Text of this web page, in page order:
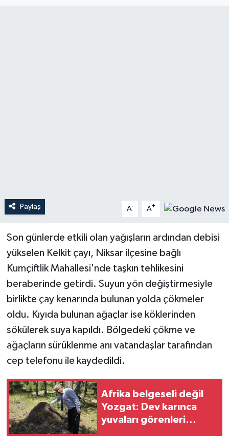
Paylaş A- A+
Son günlerde etkili olan yağışların ardından debisi
yükselen Kelkit çayı, Niksar ilçesine bağlı
Kumçiftlik Mahallesi'nde taşkın tehlikesini
beraberinde getirdi. Suyun yön değiştirmesiyle
birlikte çay kenarında bulunan yolda çökmeler
oldu. Kıyıda bulunan ağaçlar ise köklerinden
sökülerek suya kapıldı. Bölgedeki çökme ve
ağaçların sürüklenme anı vatandaşlar tarafından
cep telefonu ile kaydedildi.
Afrika belgeseli değil
Yozgat: Dev karınca
yuvaları görenleri